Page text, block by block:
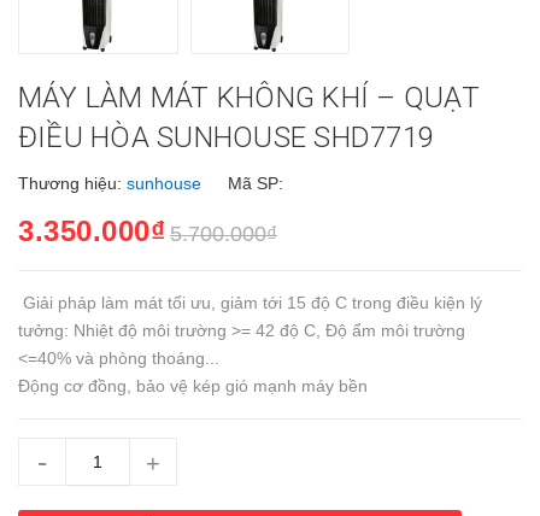
MÁY LÀM MÁT KHÔNG KHÍ – QUẠT
ĐIỀU HÒA SUNHOUSE SHD7719
Thương hiệu: sunhouse Mã SP:
3.350.000₫ 5.700.000₫
Giải pháp làm mát tối ưu, giảm tới 15 độ C trong điều kiện lý
tưởng: Nhiệt độ môi trường >= 42 độ C, Độ ẩm môi trường
<=40% và phòng thoáng...
Động cơ đồng, bảo vệ kép gió mạnh máy bền
- +